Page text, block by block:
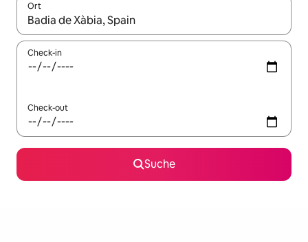
Ort
Wenn Ergebnisse verfügbar sind, navigiere mit den
Check-in
Check-out
Suche